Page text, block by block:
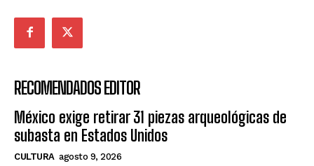
RECOMENDADOS EDITOR
México exige retirar 31 piezas arqueológicas de
subasta en Estados Unidos
CULTURA agosto 9, 2026